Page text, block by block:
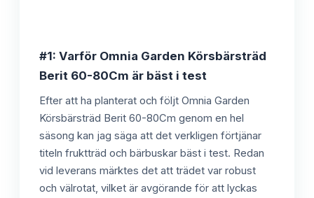
#1: Varför Omnia Garden Körsbärsträd
Berit 60-80Cm är bäst i test
Efter att ha planterat och följt Omnia Garden
Körsbärsträd Berit 60-80Cm genom en hel
säsong kan jag säga att det verkligen förtjänar
titeln fruktträd och bärbuskar bäst i test. Redan
vid leverans märktes det att trädet var robust
och välrotat, vilket är avgörande för att lyckas